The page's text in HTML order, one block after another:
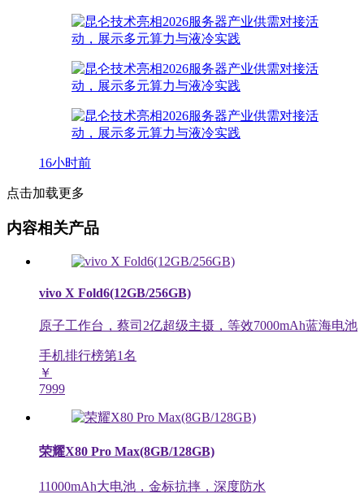
16小时前
点击加载更多
内容相关产品
vivo X Fold6(12GB/256GB)
原子工作台，蔡司2亿超级主摄，等效7000mAh蓝海电池
手机排行榜第1名
￥
7999
荣耀X80 Pro Max(8GB/128GB)
11000mAh大电池，金标抗摔，深度防水